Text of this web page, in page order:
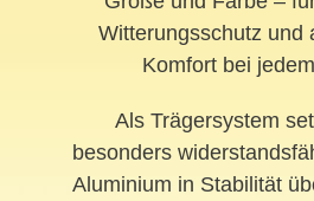
Witterungsschutz und
Komfort bei
Als Trägersystem
besonders
Aluminium in Stabilität